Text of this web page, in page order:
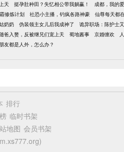
天 挺孕肚种田？失忆相公带我躺赢！ 成都，我的爱
修炼计划 社恐小主播，钓疯各路神豪 仙尊每天都
奶奶 伪装领主女儿后我成神了 诡异职场：陈护士
爸入赘，反被继兄们宠上天 蜀地酱事 京婚缠欢
友都是人外，怎么办？
排行
临时书架
地图 会员书架